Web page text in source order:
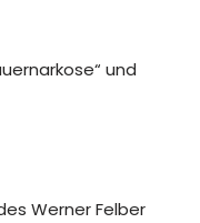
und
Werner Felber